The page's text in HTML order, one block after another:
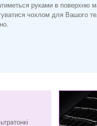
руками в поверхню
чохлом для Вашого